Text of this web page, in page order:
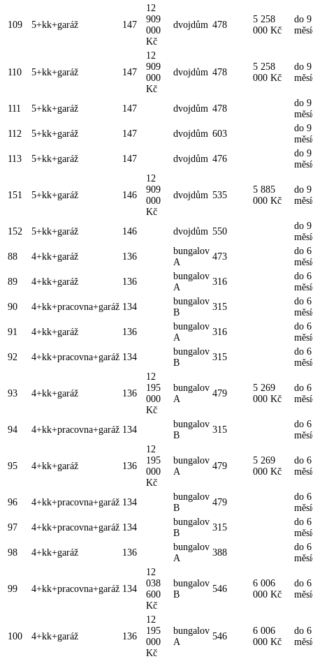
109 5+kk+garáž 147
12
909
000
Kč
dvojdům 478
5 258
000 Kč
do 9
110 5+kk+garáž 147
12
909
000
Kč
dvojdům 478
5 258
000 Kč
do 9
111 5+kk+garáž 147 dvojdům 478
do 9
112
5+kk+garáž 147 dvojdům 603
do 9
113
5+kk+garáž 147 dvojdům 476
do 9
151 5+kk+garáž 146
12
909
000
Kč
dvojdům 535
5 885
000 Kč
do 9
152 5+kk+garáž 146 dvojdům 550
do 9
88
4+kk+garáž 136
bungalov
A
473
do 6
89
4+kk+garáž 136
bungalov
A
316
do 6
90
4+kk+pracovna+garáž 134
bungalov
B
315
do 6
91
4+kk+garáž 136
bungalov
A
316
do 6
92
4+kk+pracovna+garáž 134
bungalov
B
315
do 6
93 4+kk+garáž 136
12
195
000
Kč
bungalov
A
479
5 269
000 Kč
do 6
94 4+kk+pracovna+garáž 134
bungalov
B
315
do 6
95 4+kk+garáž 136
12
195
000
Kč
bungalov
A
479
5 269
000 Kč
do 6
96 4+kk+pracovna+garáž 134
bungalov
B
479
do 6
97
4+kk+pracovna+garáž 134
bungalov
B
315
do 6
98
4+kk+garáž 136
bungalov
A
388
do 6
99 4+kk+pracovna+garáž 134
12
038
600
Kč
bungalov
B
546
6 006
000 Kč
do 6
100 4+kk+garáž 136
12
195
000
Kč
bungalov
A
546
6 006
000 Kč
do 6